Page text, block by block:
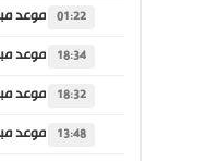
01:22
18:34
18:32
13:48